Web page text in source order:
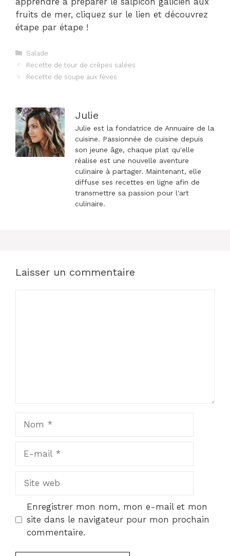
fruits de mer, cliquez sur le lien et découvrez
étape par étape !
Catégories
Salade
Navigation
des
Recette de tour de crêpes salées
Recette de soupe aux fèves
Julie
Julie est la fondatrice de Annuaire de la
cuisine. Passionnée de cuisine depuis
son jeune âge, chaque plat qu'elle
réalise est une nouvelle aventure
culinaire à partager. Maintenant, elle
diffuse ses recettes en ligne afin de
transmettre sa passion pour l'art
culinaire.
Laisser un commentaire
mail
web
Enregistrer mon nom, mon e-mail et mon
site dans le navigateur pour mon prochain
commentaire.